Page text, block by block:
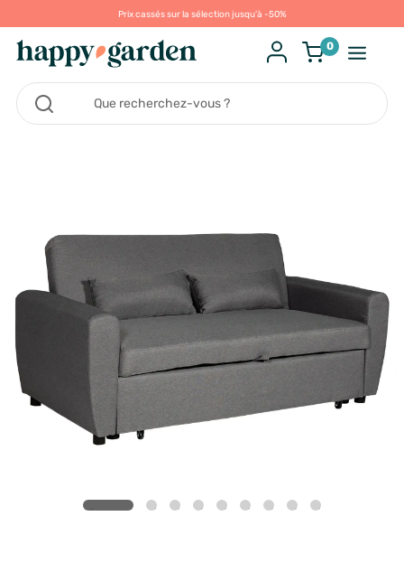
Prix cassés sur la sélection jusqu'à -50%
0